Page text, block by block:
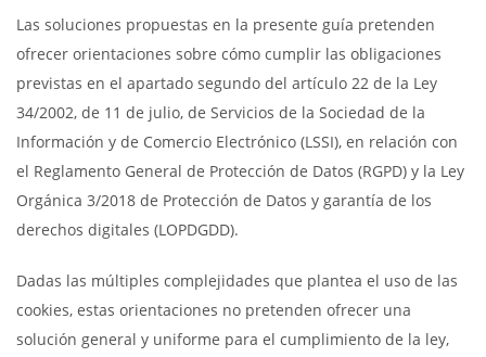
Las soluciones propuestas en la presente guía pretenden
ofrecer orientaciones sobre cómo cumplir las obligaciones
previstas en el apartado segundo del artículo 22 de la Ley
34/2002, de 11 de julio, de Servicios de la Sociedad de la
Información y de Comercio Electrónico (LSSI), en relación con
el Reglamento General de Protección de Datos (RGPD) y la Ley
Orgánica 3/2018 de Protección de Datos y garantía de los
derechos digitales (LOPDGDD).
Dadas las múltiples complejidades que plantea el uso de las
cookies, estas orientaciones no pretenden ofrecer una
solución general y uniforme para el cumplimiento de la ley,